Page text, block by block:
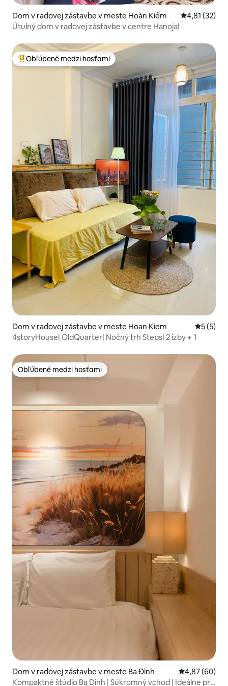
Dom v radovej zástavbe v meste Hoàn Kiếm Priemerné
4,81 (32)
Útulný dom v radovej zástavbe v centre Hanoja!
Najobľúbenejšie medzi hosťami
Obľúbené medzi hosťami
Dom v radovej zástavbe v meste Hoan Kiem
5 (5)
4storyHouse| OldQuarter| Nočný trh Steps| 2 izby + 1
Obľúbené medzi hosťami
Obľúbené medzi hosťami
Dom v radovej zástavbe v meste Ba Đình Priemerné
4,87 (60)
Kompaktné štúdio Ba Dinh | Súkromný vchod | Ideálne pre